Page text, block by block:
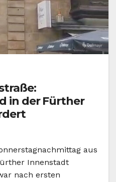
in der Fürther
aus
Innenstadt
nach ersten